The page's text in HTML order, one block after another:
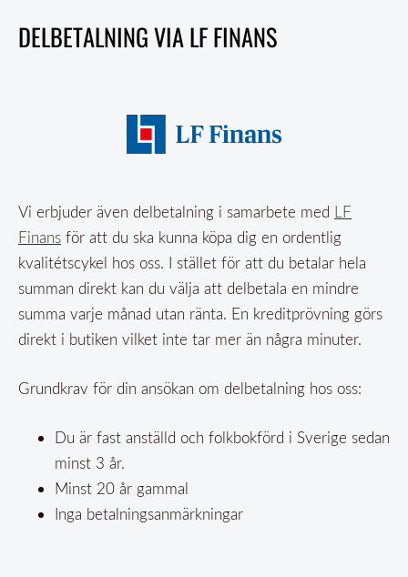
DELBETALNING VIA LF FINANS
Vi erbjuder även delbetalning i samarbete med LF
Finans för att du ska kunna köpa dig en ordentlig
kvalitétscykel hos oss. I stället för att du betalar hela
summan direkt kan du välja att delbetala en mindre
summa varje månad utan ränta. En kreditprövning görs
direkt i butiken vilket inte tar mer än några minuter.
Grundkrav för din ansökan om delbetalning hos oss:
Du är fast anställd och folkbokförd i Sverige sedan
minst 3 år.
Minst 20 år gammal
Inga betalningsanmärkningar